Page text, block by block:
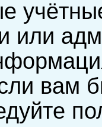
или
вам